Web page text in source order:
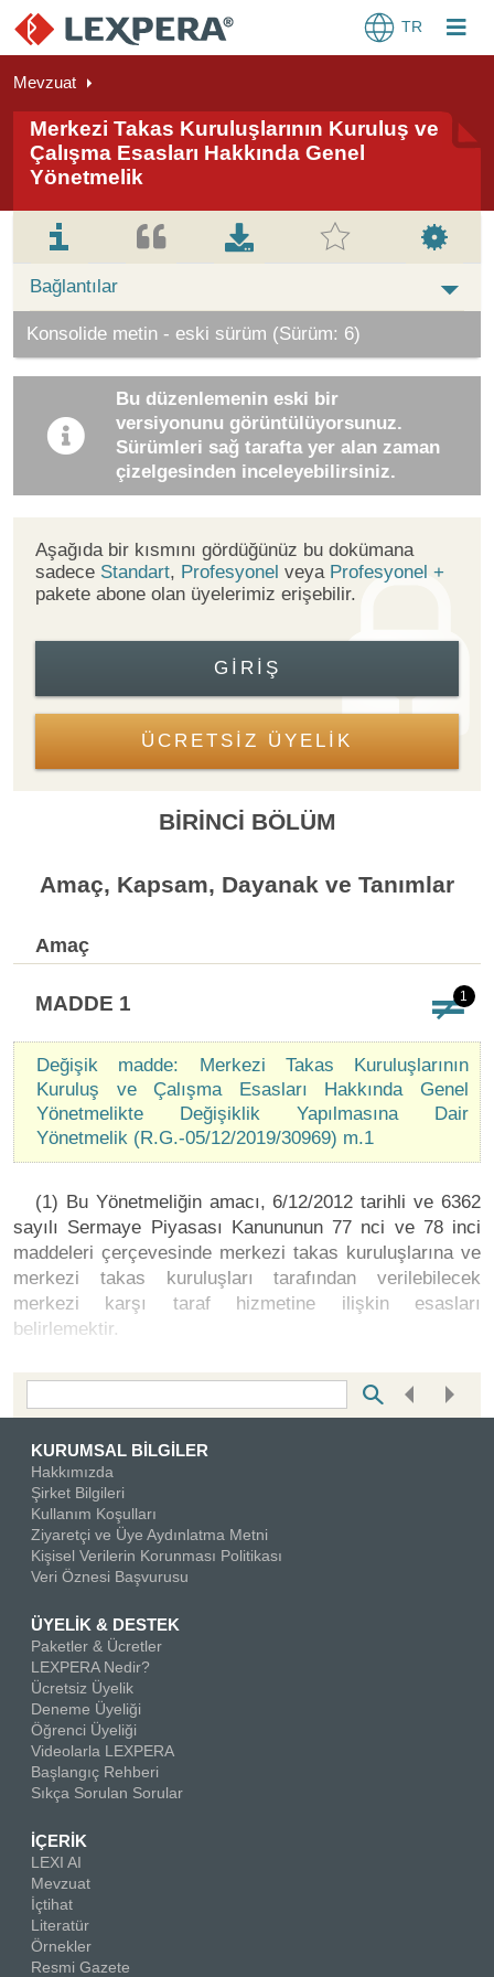
TR
Mevzuat
Merkezi Takas Kuruluşlarının Kuruluş ve
Çalışma Esasları Hakkında Genel
Yönetmelik
Bağlantılar
Konsolide metin - eski sürüm (Sürüm: 6)
Bu düzenlemenin eski bir
versiyonunu görüntülüyorsunuz.
Sürümleri sağ tarafta yer alan zaman
çizelgesinden inceleyebilirsiniz.
Aşağıda bir kısmını gördüğünüz bu dokümana
sadece Standart, Profesyonel veya Profesyonel +
pakete abone olan üyelerimiz erişebilir.
GIRIŞ
ÜCRETSİZ ÜYELİK
BİRİNCİ BÖLÜM
Amaç, Kapsam, Dayanak ve Tanımlar
Amaç
MADDE 1 1
Değişik madde: Merkezi Takas Kuruluşlarının
Kuruluş ve Çalışma Esasları Hakkında Genel
Yönetmelikte Değişiklik Yapılmasına Dair
Yönetmelik (R.G.-05/12/2019/30969) m.1
(1) Bu Yönetmeliğin amacı, 6/12/2012 tarihli ve 6362
sayılı Sermaye Piyasası Kanununun 77 nci ve 78 inci
maddeleri çerçevesinde merkezi takas kuruluşlarına ve
merkezi takas kuruluşları tarafından verilebilecek
merkezi karşı taraf hizmetine ilişkin esasları
belirlemektir.
KURUMSAL BİLGİLER
Hakkımızda
Şirket Bilgileri
Kullanım Koşulları
Ziyaretçi ve Üye Aydınlatma Metni
Kişisel Verilerin Korunması Politikası
Veri Öznesi Başvurusu
ÜYELİK & DESTEK
Paketler & Ücretler
LEXPERA Nedir?
Ücretsiz Üyelik
Deneme Üyeliği
Öğrenci Üyeliği
Videolarla LEXPERA
Başlangıç Rehberi
Sıkça Sorulan Sorular
İÇERİK
LEXI AI
Mevzuat
İçtihat
Literatür
Örnekler
Resmi Gazete